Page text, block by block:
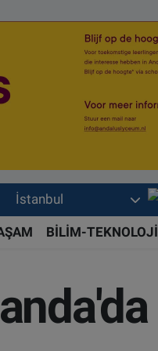
İstanbul
BİLİM-TEKNOLOJİ